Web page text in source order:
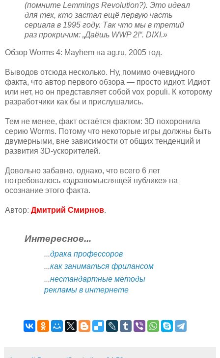
(помните Lemmings Revolution?). Это идеал
для тех, кто застал ещё первую часть
сериала в 1995 году. Так что мы в третий
раз прокричим: „Даёшь WWP 2!“. DIXI.»
Обзор Worms 4: Mayhem на ag.ru, 2005 год.
Выводов отсюда несколько. Ну, помимо очевидного
факта, что автор первого обзора — просто идиот. Идиот
или нет, но он представляет собой vox populi. К которому
разработчики как бы и прислушались.
Тем не менее, факт остаётся фактом: 3D похоронила
серию Worms. Потому что некоторые игры должны быть
двумерными, вне зависимости от общих тенденций и
развития 3D-ускорителей.
Довольно забавно, однако, что всего 6 лет
потребовалось «здравомыслящей публике» на
осознание этого факта.
Автор: Дмитрий Смирнов.
Интересное...
...драка профессоров
...как заниматься фрилансом
...нестандартные методы
рекламы в интернете